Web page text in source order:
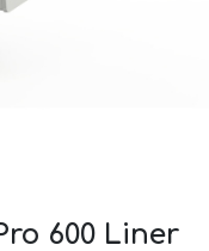
600 Liner